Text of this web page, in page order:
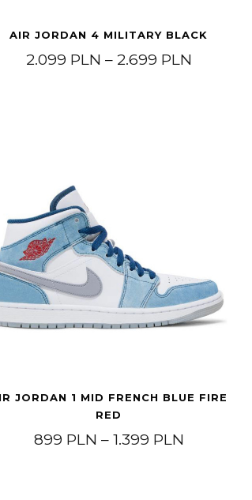
AIR JORDAN 4 MILITARY BLACK
2.099 PLN – 2.699 PLN
JORDAN 1 MID FRENCH BLUE FIRE
RED
899 PLN – 1.399 PLN